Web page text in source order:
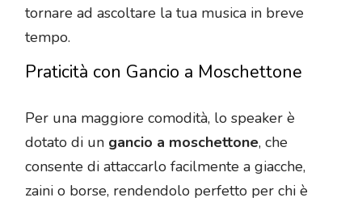
tornare ad ascoltare la tua musica in breve
tempo.
Praticità con Gancio a Moschettone
Per una maggiore comodità, lo speaker è
dotato di un gancio a moschettone, che
consente di attaccarlo facilmente a giacche,
zaini o borse, rendendolo perfetto per chi è